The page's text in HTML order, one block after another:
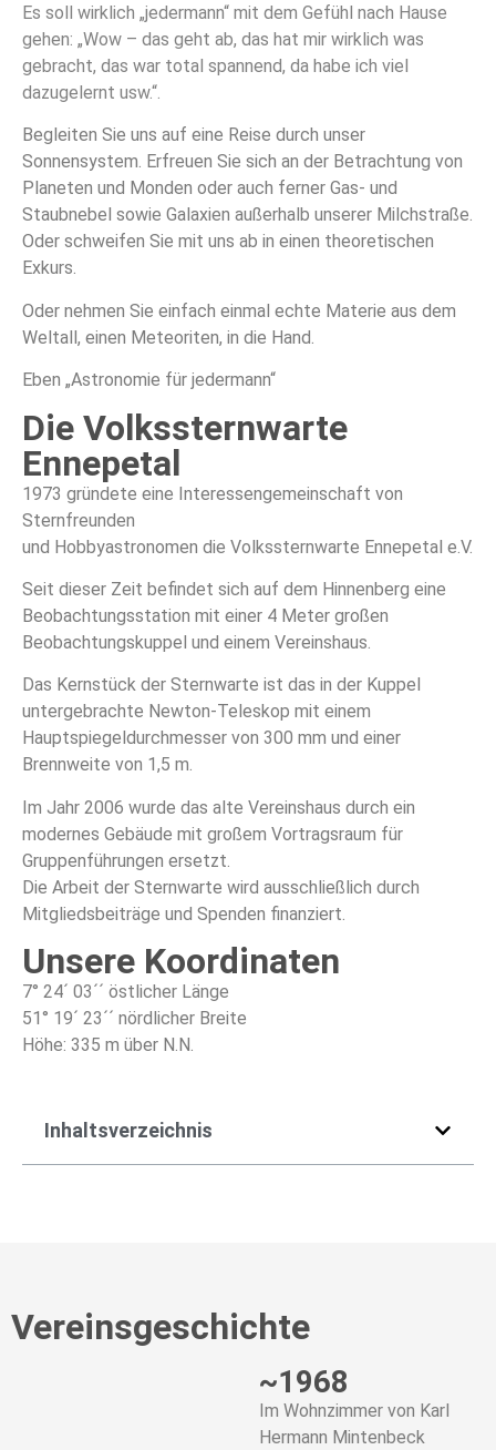
Es soll wirklich „jedermann“ mit dem Gefühl nach Hause
gehen: „Wow – das geht ab, das hat mir wirklich was
gebracht, das war total spannend, da habe ich viel
dazugelernt usw.“.
Begleiten Sie uns auf eine Reise durch unser
Sonnensystem. Erfreuen Sie sich an der Betrachtung von
Planeten und Monden oder auch ferner Gas- und
Staubnebel sowie Galaxien außerhalb unserer Milchstraße.
Oder schweifen Sie mit uns ab in einen theoretischen
Exkurs.
Oder nehmen Sie einfach einmal echte Materie aus dem
Weltall, einen Meteoriten, in die Hand.
Eben „Astronomie für jedermann“
Die Volkssternwarte
Ennepetal
1973 gründete eine Interessengemeinschaft von
Sternfreunden
und Hobbyastronomen die Volkssternwarte Ennepetal e.V.
Seit dieser Zeit befindet sich auf dem Hinnenberg eine
Beobachtungsstation mit einer 4 Meter großen
Beobachtungskuppel und einem Vereinshaus.
Das Kernstück der Sternwarte ist das in der Kuppel
untergebrachte Newton-Teleskop mit einem
Hauptspiegeldurchmesser von 300 mm und einer
Brennweite von 1,5 m.
Im Jahr 2006 wurde das alte Vereinshaus durch ein
modernes Gebäude mit großem Vortragsraum für
Gruppenführungen ersetzt.
Die Arbeit der Sternwarte wird ausschließlich durch
Mitgliedsbeiträge und Spenden finanziert.
Unsere Koordinaten
7° 24´ 03´´ östlicher Länge
51° 19´ 23´´ nördlicher Breite
Höhe: 335 m über N.N.
Inhaltsverzeichnis
Vereinsgeschichte
~1968
Im Wohnzimmer von Karl
Hermann Mintenbeck